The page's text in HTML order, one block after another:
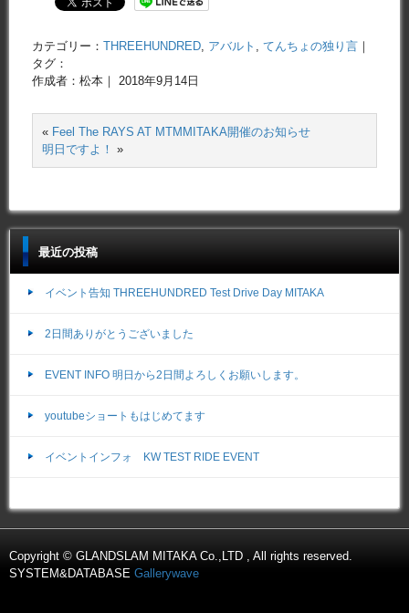
カテゴリー： THREEHUNDRED, アバルト , てんちょの独り言 ｜
タグ：
作成者：松本｜ 2018年9月14日
« Feel The RAYS AT MTMMITAKA開催のお知らせ
明日ですよ！ »
最近の投稿
イベント告知 THREEHUNDRED Test Drive Day MITAKA
2日間ありがとうございました
EVENT INFO 明日から2日間よろしくお願いします。
youtubeショートもはじめてます
イベントインフォ KW TEST RIDE EVENT
Copyright © GLANDSLAM MITAKA Co.,LTD , All rights reserved.
SYSTEM&DATABASE Gallerywave